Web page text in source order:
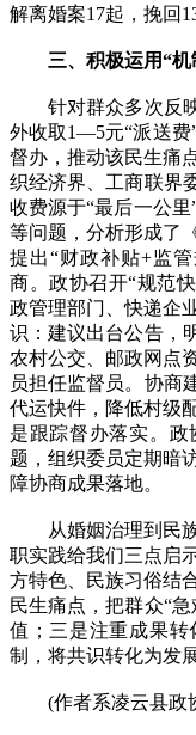
解离婚案17起，挽回
三、积极运用“机
针对群众多次反映
外收取1—5元“派送费
督办，推动该民生痛
织经济界、工商联界
收费源于“最后一公
等问题，分析形成了
提出“财政补贴+监
商。政协召开“规范
政管理部门、快递企
识：建议出台公告，
农村公交、邮政网点
员担任监督员。协商
代运快件，降低村级
是跟踪督办落实。政
题，组织委员定期暗
障协商成果落地。
从婚姻治理到民族
职实践给我们三点启
方特色、民族习俗结
民生痛点，把群众“
值；三是注重成果
制，将共识转化为发
(作者系凌云县政